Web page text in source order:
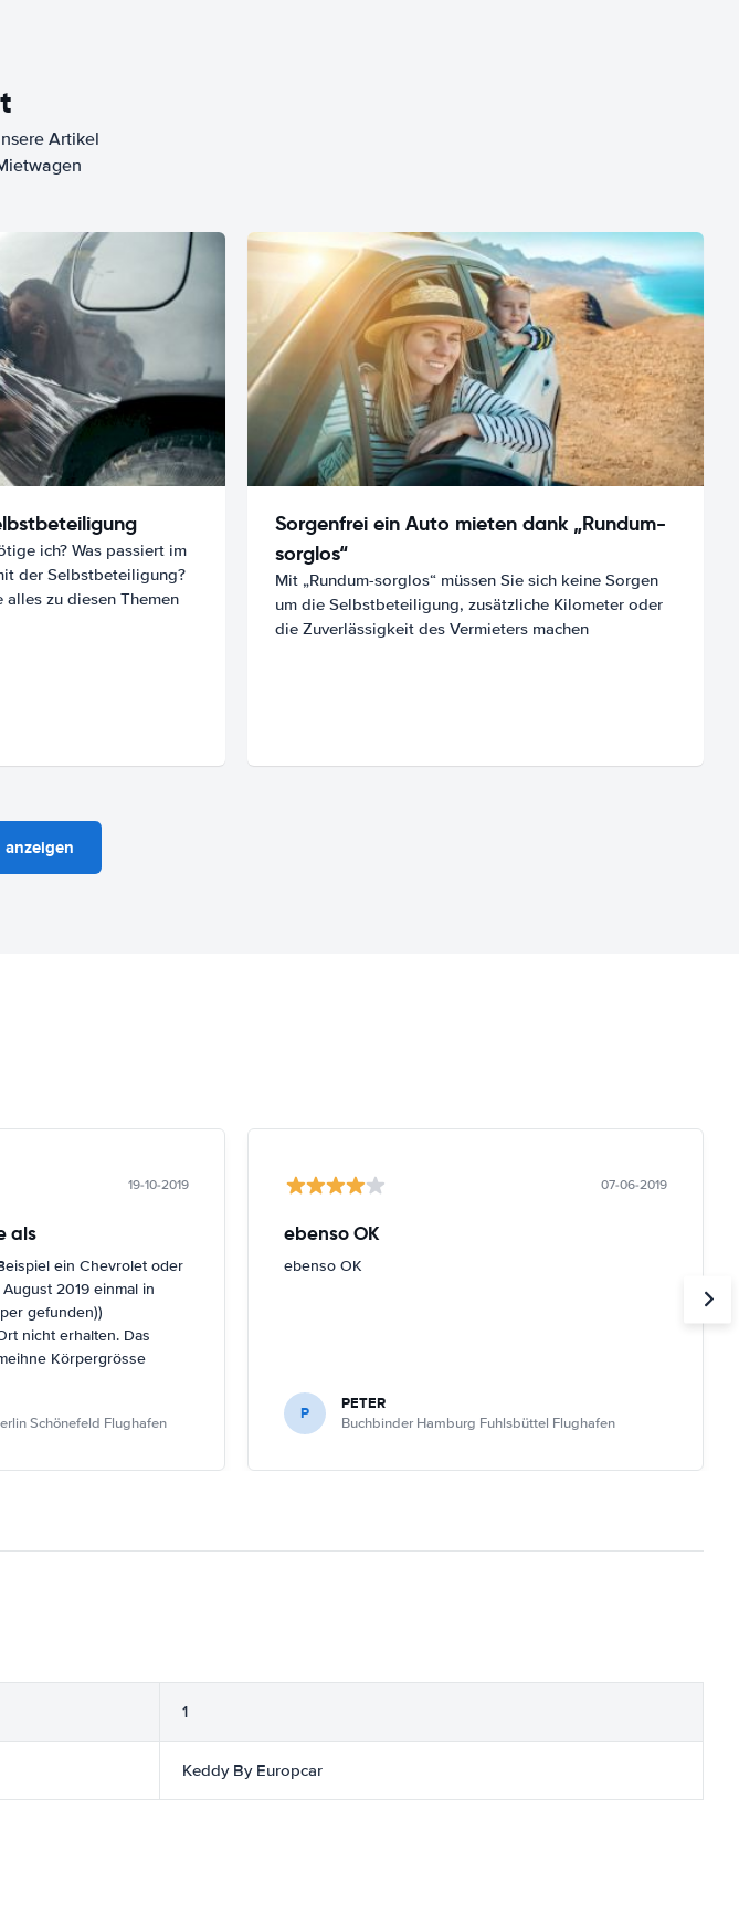
Artikel
ich? Was passiert im
der Selbstbeteiligung?
alles zu diesen Themen
Sorgenfrei ein Auto mieten dank „Rundum-
sorglos“
Mit „Rundum-sorglos“ müssen Sie sich keine Sorgen
um die Selbstbeteiligung, zusätzliche Kilometer oder
die Zuverlässigkeit des Vermieters machen
19-10-2019
als
ein Chevrolet oder
2019 einmal in
gefunden))
nicht erhalten. Das
Körpergrösse
bekommen.
Schönefeld Flughafen
07-06-2019
ebenso OK
ebenso OK
P PETER
Buchbinder Hamburg Fuhlsbüttel Flughafen
1
Keddy By Europcar